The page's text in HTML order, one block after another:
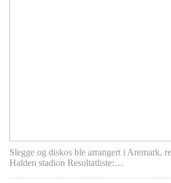
Slegge og diskos ble arrangert i Aremark,
Halden stadion Resultatliste:…